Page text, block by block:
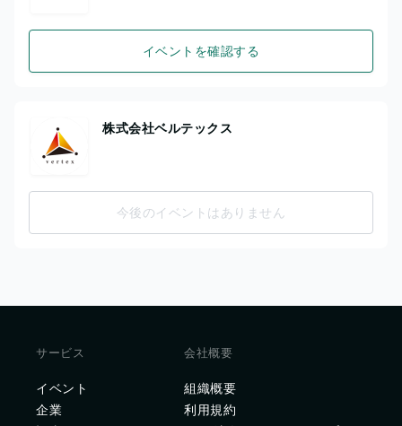
イベントを確認する
株式会社ベルテックス
今後のイベントはありません
サービス
イベント
企業
会社概要
組織概要
利用規約